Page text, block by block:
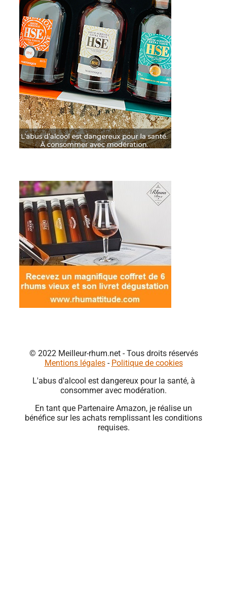
© 2022 Meilleur-rhum.net - Tous droits réservés
Mentions légales- Politique de cookies
L'abus d'alcool est dangereux pour la santé, à
consommer avec modération.
En tant que Partenaire Amazon, je réalise un
bénéfice sur les achats remplissant les conditions
requises.